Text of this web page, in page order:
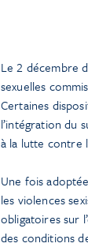
Le 2 décembre
sexuelles
Certaines
l’intégration du
à la lutte contre
Une fois
les violences
obligatoires sur
des conditions